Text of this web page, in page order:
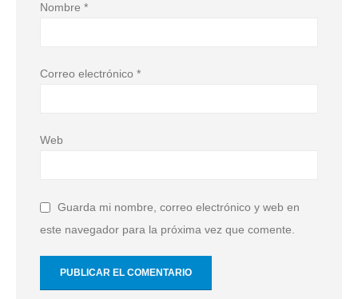
Nombre *
Correo electrónico *
Web
Guarda mi nombre, correo electrónico y web en
este navegador para la próxima vez que comente.